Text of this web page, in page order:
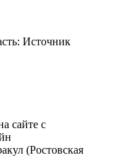
Источник
сайте с
(Ростовская